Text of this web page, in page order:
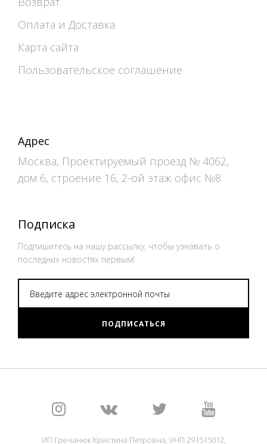
Оплата и Доставка
Карта сайта
Пользовательское соглашение
Адрес
Москва, Проектируемый проезд № 4062,
дом 6, строение 16, 2-ой этаж офис №8
Подписка
Подпишитесь на нашу рассылку, чтобы узнавать о
последних новостях первым!
ПОДПИСАТЬСЯ
ИП Гречанюк Кристина Петровна, УНП 291515012,